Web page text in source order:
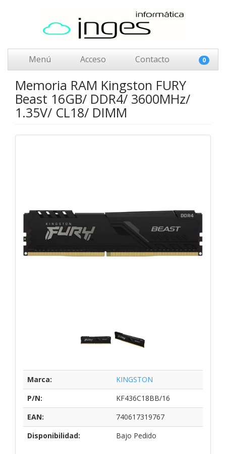
Menú Acceso Contacto 0
Memoria RAM Kingston FURY
Beast 16GB/ DDR4/ 3600MHz/
1.35V/ CL18/ DIMM
Marca:
KINGSTON
P/N:
KF436C18BB/16
EAN:
740617319767
Disponibilidad:
Bajo Pedido